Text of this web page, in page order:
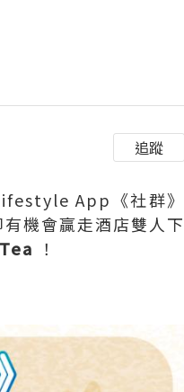
追蹤
App《社群》
機會贏走酒店雙人下
！